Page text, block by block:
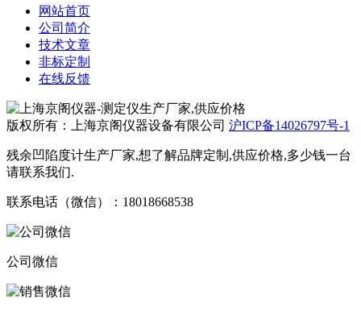
网站首页
公司简介
技术文章
非标定制
在线反馈
版权所有：上海京阁仪器设备有限公司 沪ICP备14026797号-1
残余凹陷度计生产厂家,想了解品牌定制,供应价格,多少钱一台
请联系我们.
联系电话（微信）：18018668538
公司微信